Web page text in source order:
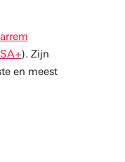
). Zijn
en meest